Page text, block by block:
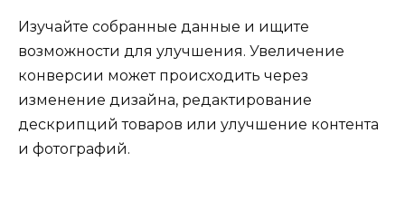
Изучайте собранные данные и ищите
возможности для улучшения. Увеличение
конверсии может происходить через
изменение дизайна, редактирование
дескрипций товаров или улучшение контента
и фотографий.